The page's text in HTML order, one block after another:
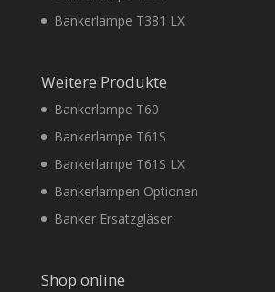
Bankerlampe T381 LX
Weitere Produkte
Bankerlampe T60
Bankerlampe T61S
Bankerlampe T61S LX
Bankerlampen Optionen
Banker Ersatzgläser
Shop online